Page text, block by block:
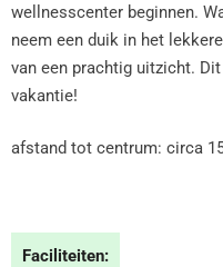
wellnesscenter beginnen.
neem een duik in het
van een prachtig uitzicht.
vakantie!
afstand tot centrum: circa
Faciliteiten: